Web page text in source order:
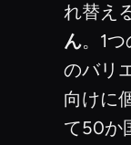
れ替え
ん。1
のバリ
向けに
て50か